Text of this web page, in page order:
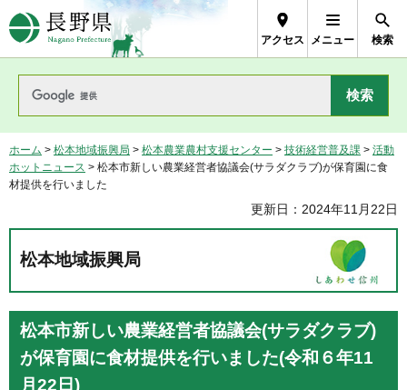
長野県Nagano Prefecture
アクセス メニュー 検索
ホーム > 松本地域振興局 > 松本農業農村支援センター > 技術経営普及課 > 活動
ホットニュース > 松本市新しい農業経営者協議会(サラダクラブ)が保育園に食
材提供を行いました
更新日：2024年11月22日
松本地域振興局
松本市新しい農業経営者協議会(サラダクラブ)
が保育園に食材提供を行いました(令和６年11
月22日)